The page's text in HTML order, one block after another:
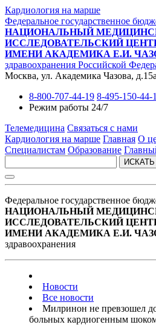
Кардиология на марше
Федеральное государственное
НАЦИОНАЛЬНЫЙ
ИССЛЕДОВАТЕЛЬСКИЙ
ИМЕНИ АКАДЕМИКА Е.И.
здравоохранения Российской
Москва, ул. Академика Чазова, д.15а
8-800-707-44-19 8-495-150-44-
Режим работы 24/7
Телемедицина Связаться с нами
Кардиология на марше Главная О
Специалистам Образование
ИСКАТЬ
Федеральное государственное
НАЦИОНАЛЬНЫЙ
ИССЛЕДОВАТЕЛЬСКИЙ
ИМЕНИ АКАДЕМИКА Е.И.
здравоохранения
Новости
Все новости
Милринон не превзошел
больных кардиогенным